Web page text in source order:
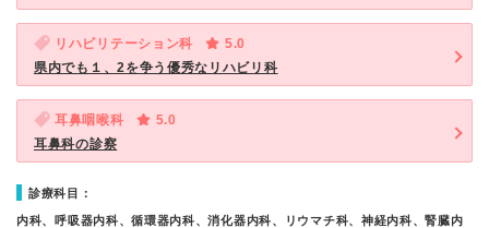
リハビリテーション科
5.0
県内でも１、2を争う優秀なリハビリ科
耳鼻咽喉科
5.0
耳鼻科の診察
診療科目：
内科、呼吸器内科、循環器内科、消化器内科、リウマチ科、神経内科、腎臓内